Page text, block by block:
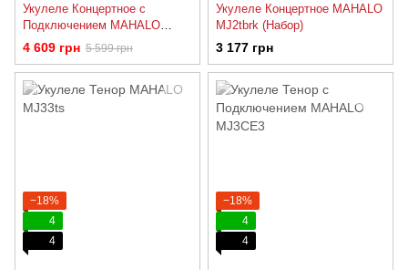
Укулеле Концертное с
Подключением MAHALO
MJ2CEtbr
4 609 грн 5 599 грн
Укулеле Концертное MAHALO
MJ2tbrk (Набор)
3 177 грн
−18%
4
4
−18%
4
4